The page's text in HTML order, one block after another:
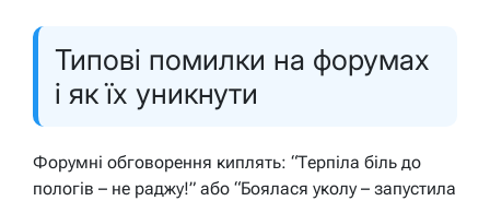
Типові помилки на форумах
і як їх уникнути
Форумні обговорення киплять: “Терпіла біль до
пологів – не раджу!” або “Боялася уколу – запустила